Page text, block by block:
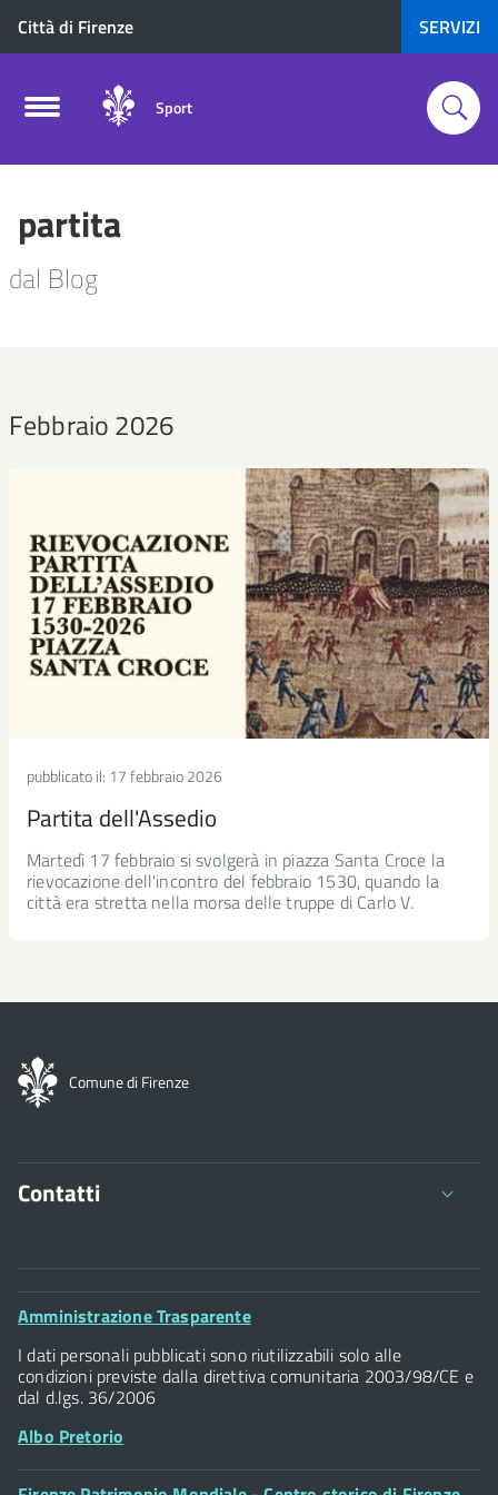
Città di Firenze SERVIZI
Sport
partita
dal Blog
Febbraio 2026
pubblicato il: 17 febbraio 2026
Partita dell'Assedio
Martedì 17 febbraio si svolgerà in piazza Santa Croce la
rievocazione dell'incontro del febbraio 1530, quando la
città era stretta nella morsa delle truppe di Carlo V.
Comune di Firenze
Contatti
Comune di Firenze
Palazzo Vecchio
Piazza della Signoria - 50122, Firenze
P.IVA 01307110484
Footer
Amministrazione Trasparente
I dati personali pubblicati sono riutilizzabili solo alle
condizioni previste dalla direttiva comunitaria 2003/98/CE e
dal d.lgs. 36/2006
Albo Pretorio